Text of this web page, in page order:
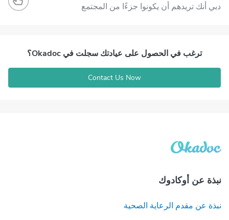
دبي أنك تريدهم أن يكونوا جزءًا من المجتمع
ترغب في الحصول على عيادتك سجلت في Okadoc؟
Contact Us Now
نبذة عن أوكادوك
نبذة عن مقدم الرعاية الصحية